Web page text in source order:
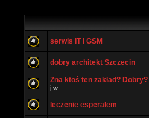
serwis IT i GSM
dobry architekt Szczecin
Zna ktoś ten zakład? Dobry?
j.w.
leczenie esperalem